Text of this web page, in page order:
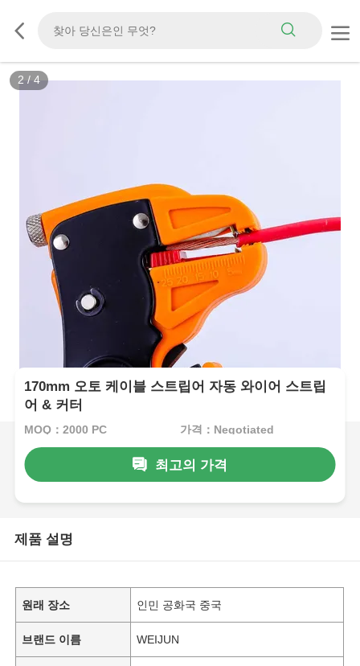
2 / 4
170mm 오토 케이블 스트립어 자동 와이어 스트립
어 & 커터
MOQ：2000 PC 가격：Negotiated
최고의 가격
제품 설명
원래 장소 인민 공화국 중국
브랜드 이름 WEIJUN